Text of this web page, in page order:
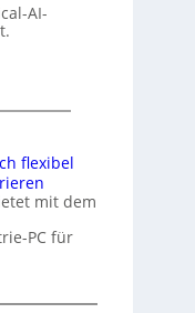
AI-
flexibel
mit dem
PC für